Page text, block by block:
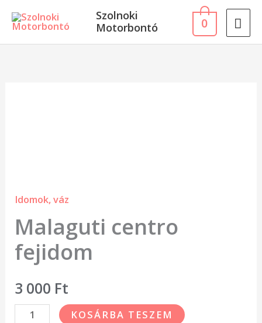
content
Szolnoki
Motorbontó
0
Idomok, váz
Malaguti centro
fejidom
3 000 Ft
KOSÁRBA TESZEM